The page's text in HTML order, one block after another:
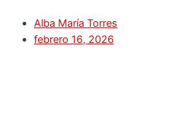
Alba María Torres
febrero 16, 2026